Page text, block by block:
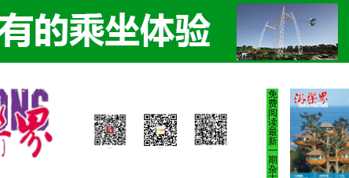
免
费
阅
读
最
新
一
期
杂